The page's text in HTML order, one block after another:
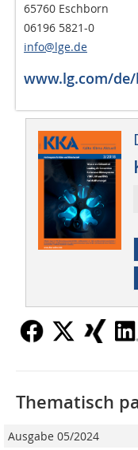
65760 Eschborn
06196 5821-0
info@lge.de
www.lg.com/
Thematisch
Ausgabe 05/2024